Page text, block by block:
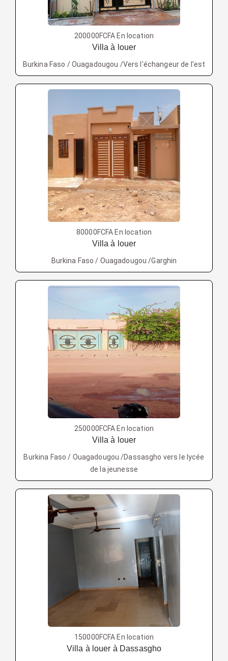
200000FCFA En location
Villa à louer
Burkina Faso / Ouagadougou /Vers l'échangeur de l'est
80000FCFA En location
Villa à louer
Burkina Faso / Ouagadougou /Garghin
250000FCFA En location
Villa à louer
Burkina Faso / Ouagadougou /Dassasgho vers le lycée
de la jeunesse
150000FCFA En location
Villa à louer à Dassasgho